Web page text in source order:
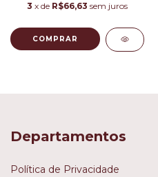
3 x de R$66,63 sem juros
COMPRAR
Departamentos
Política de Privacidade